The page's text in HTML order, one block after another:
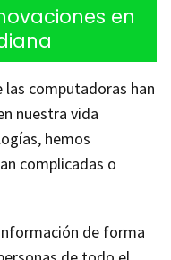
en
las computadoras han
nuestra vida
hemos
complicadas o
de forma